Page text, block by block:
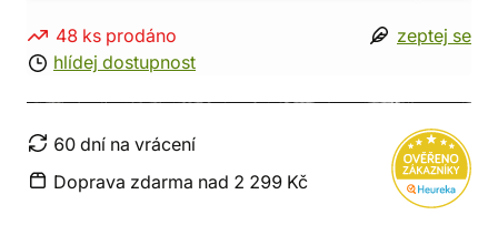
48 ks prodáno
hlídej dostupnost
zeptej se
60 dní na vrácení
Doprava zdarma nad 2 299 Kč